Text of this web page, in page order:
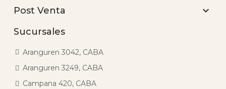
Post Venta 
Sucursales
Aranguren 3042, CABA
Aranguren 3249, CABA
Campana 420, CABA